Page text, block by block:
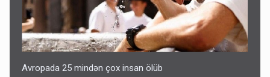
Avropada 25 mindən çox insan ölüb